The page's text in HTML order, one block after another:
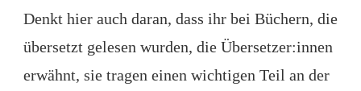
Denkt hier auch daran, dass ihr bei Büchern, die
übersetzt gelesen wurden, die Übersetzer:innen
erwähnt, sie tragen einen wichtigen Teil an der